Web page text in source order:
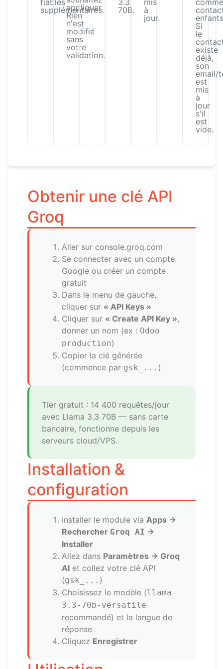
fiables
supplémentaires.
appliquer.
Rien
n'est
modifié
sans
votre
validation.
3.3
70B.
mis
à
jour.
comme
Si
le
existe
déjà,
son
email/
est
mis
à
jour
s'il
est
vide.
Obtenir une clé API
Groq
Aller sur console.groq.com
Se connecter avec un compte
Google ou créer un compte
gratuit
Dans le menu de gauche,
cliquer sur « API Keys »
Cliquer sur « Create API Key »,
donner un nom (ex : Odoo
production)
Copier la clé générée
(commence par gsk_... )
Tier gratuit : 14 400 requêtes/jour
avec Llama 3.3 70B — sans carte
bancaire, fonctionne depuis les
serveurs cloud/VPS.
Installation &
configuration
Installer le module via Apps →
Rechercher Groq AI →
Installer
Allez dans Paramètres → Groq
AI et collez votre clé API
(gsk_... )
Choisissez le modèle (llama-
3.3-70b-versatile
recommandé) et la langue de
réponse
Cliquez Enregistrer